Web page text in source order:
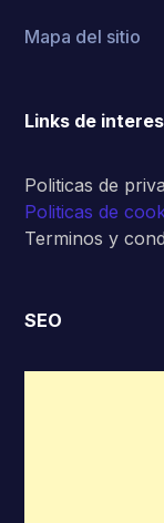
Mapa del sitio
Links de interes
Politicas de
Politicas de
Terminos y
SEO